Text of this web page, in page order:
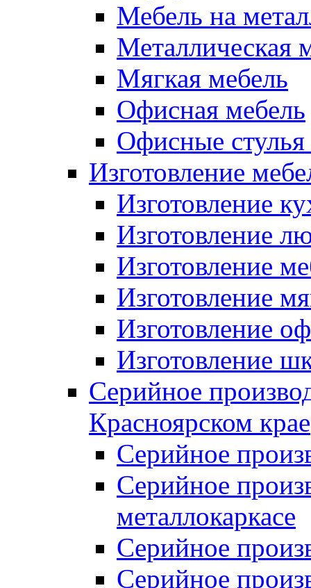
Мебель на
Металлическая
Мягкая мебель
Офисная мебель
Офисные стулья
Изготовление
Изготовление
Изготовление
Изготовление
Изготовление
Изготовление
Изготовление
Серийное
Красноярском крае
Серийное
Серийное
металлокаркасе
Серийное
Серийное